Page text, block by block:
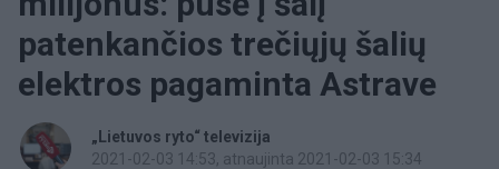
patenkančios trečiųjų šalių
elektros pagaminta Astrave
„Lietuvos ryto“ televizija
2021-02-03 14:53, atnaujinta 2021-02-03 15:34